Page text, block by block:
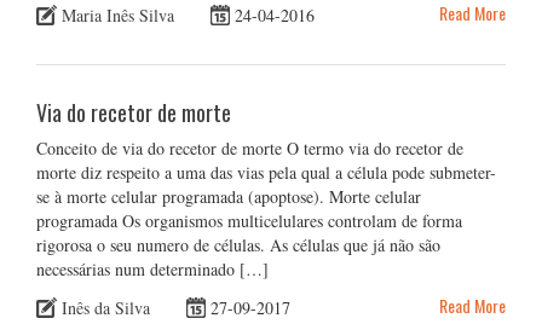
Maria Inês Silva
24-04-2016 Read More
Via do recetor de morte
Conceito de via do recetor de morte O termo via do recetor de
morte diz respeito a uma das vias pela qual a célula pode submeter-
se à morte celular programada (apoptose). Morte celular
programada Os organismos multicelulares controlam de forma
rigorosa o seu numero de células. As células que já não são
necessárias num determinado […]
Inês da Silva
27-09-2017 Read More